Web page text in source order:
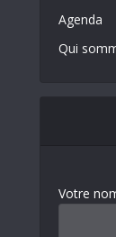
Agenda
Qui
Votre